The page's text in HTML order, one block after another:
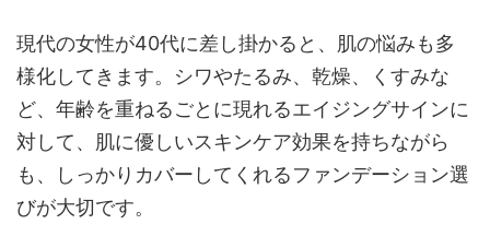
現代の女性が40代に差し掛かると、肌の悩みも多
様化してきます。シワやたるみ、乾燥、くすみな
ど、年齢を重ねるごとに現れるエイジングサインに
対して、肌に優しいスキンケア効果を持ちながら
も、しっかりカバーしてくれるファンデーション選
びが大切です。